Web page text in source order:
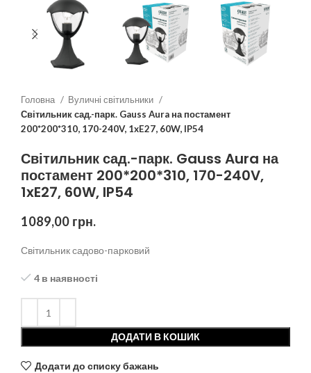
Головна
Вуличні світильники
Світильник сад.-парк. Gauss Aura на постамент
200*200*310, 170-240V, 1xE27, 60W, IP54
Світильник сад.-парк. Gauss Aura на
постамент 200*200*310, 170-240V,
1xE27, 60W, IP54
1089,00 грн.
Світильник садово-парковий
4 в наявності
ДОДАТИ В КОШИК
Додати до списку бажань